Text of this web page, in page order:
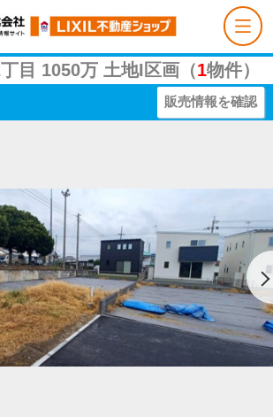
目 1050万 土地I区画（1物件）
販売情報を確認